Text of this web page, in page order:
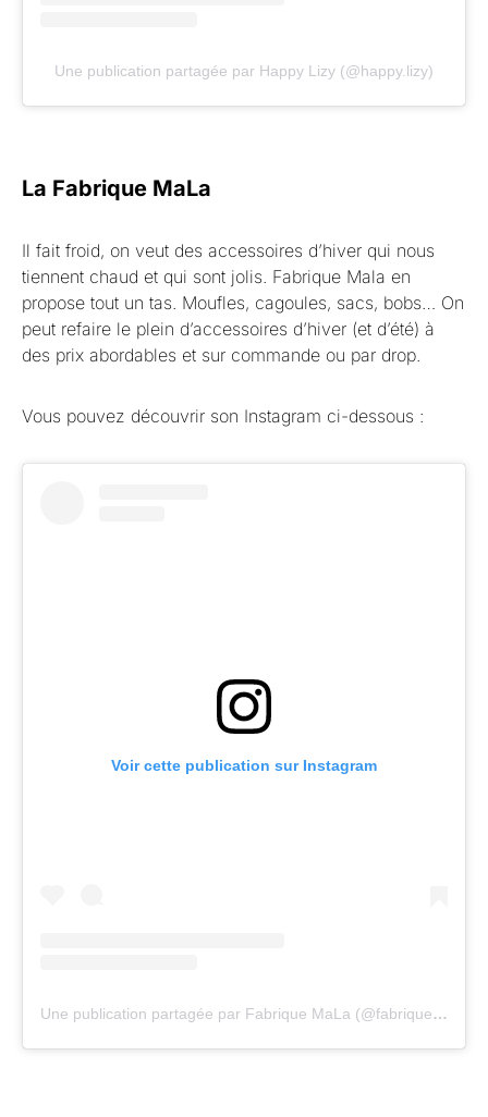
Une publication partagée par Happy Lizy (@happy.lizy)
La Fabrique MaLa
Il fait froid, on veut des accessoires d’hiver qui nous
tiennent chaud et qui sont jolis. Fabrique Mala en
propose tout un tas. Moufles, cagoules, sacs, bobs… On
peut refaire le plein d’accessoires d’hiver (et d’été) à
des prix abordables et sur commande ou par drop.
Vous pouvez découvrir son Instagram ci-dessous :
Voir cette publication sur Instagram
Une publication partagée par Fabrique MaLa (@fabriquemala)